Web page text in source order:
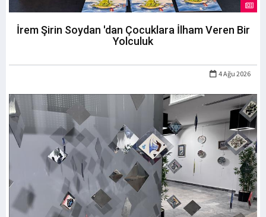
İrem Şirin Soydan 'dan Çocuklara İlham Veren Bir
Yolculuk
4 Ağu 2026